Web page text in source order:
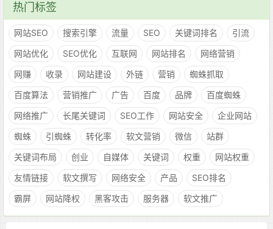
热门标签
网站SEO 搜索引擎 流量 SEO 关键词排名
引流
网站优化
SEO优化 互联网 网站排名
网络营销
网赚
收录 网站建设 外链 营销
蜘蛛抓取
百度算法
营销推广 广告 百度 品牌
百度蜘蛛
网络推广
长尾关键词 SEO工作 网站安全
企业网站
蜘蛛
引蜘蛛 转化率 软文营销 微信
站群
关键词布局
创业 自媒体 关键词 权重
网站权重
友情链接
软文撰写 网络安全 产品
SEO排名
霸屏
网站降权 黑客攻击 服务器 软文推广